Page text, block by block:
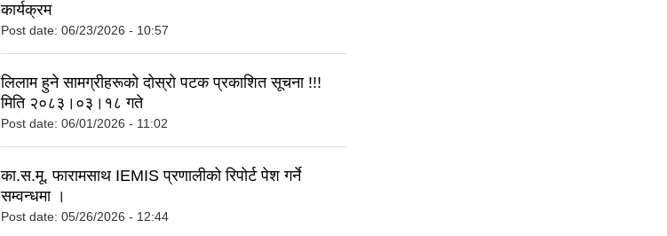
कार्यक्रम
Post date: 06/23/2026 - 10:57
लिलाम हुने सामग्रीहरूको दोस्रो पटक प्रकाशित सूचना !!!
मिति २०८३।०३।१८ गते
Post date: 06/01/2026 - 11:02
का.स.मू. फारामसाथ IEMIS प्रणालीको रिपोर्ट पेश गर्ने
सम्वन्धमा ।
Post date: 05/26/2026 - 12:44